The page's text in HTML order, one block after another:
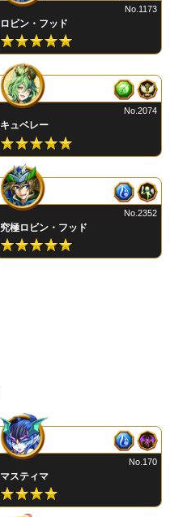
ロビン・フッド
No.1173
キュベレー
No.2074
究極ロビン・フッド
No.2352
マスティマ
No.170